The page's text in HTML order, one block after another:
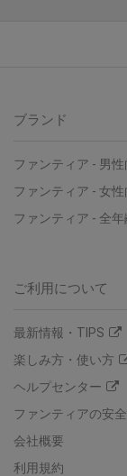
ブランド
ファンティア - 男性
ファンティア - 女性
ファンティア - 全年
ご利用について
最新情報・TIPS
楽しみ方・使い方
ヘルプセンター
ファンティアの安
会社概要
利用規約